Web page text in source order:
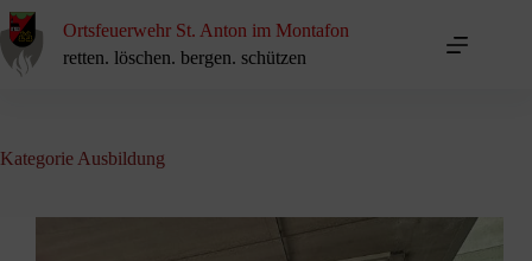
Zum
Inhalt
springen
Ortsfeuerwehr St. Anton im Montafon
retten. löschen. bergen. schützen
Kategorie Ausbildung